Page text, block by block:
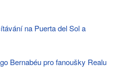
na Puerta del Sol a
Bernabéu pro fanoušky Realu